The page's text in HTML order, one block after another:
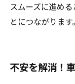
スムーズに進め
とにつながります。
不安を解消！